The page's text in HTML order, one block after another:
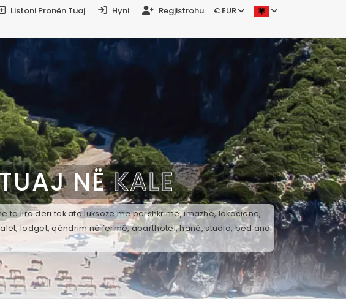
Listoni Pronën Tuaj Hyni Regjistrohu € EUR
NËKALE
të lira deri tek ato luksoze me përshkrime, imazhe, lokacione,
lodget, qëndrim në fermë, aparthotel, hanë, studio, bed and